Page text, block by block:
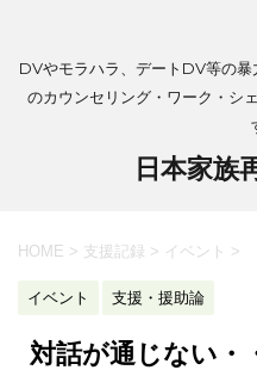
DVやモラハラ、デートDV等の
のカウンセリング・ワーク・シ
日本家族
HOME > 支援記録 > イベント >
イベント 支援・援助論
対話が通じない・